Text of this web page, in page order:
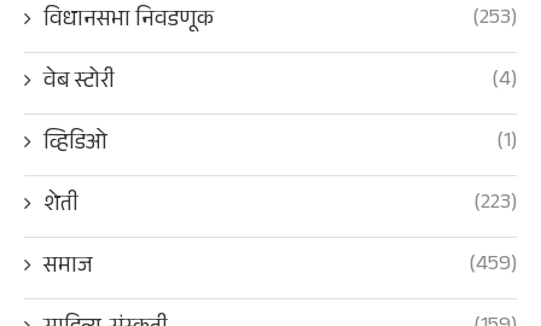
विधानसभा निवडणूक
(253)
वेब स्टोरी
(4)
व्हिडिओ
(1)
शेती
(223)
समाज
(459)